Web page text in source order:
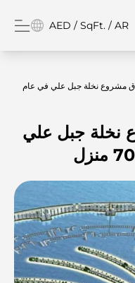
AED / SqFt. / AR
مشروع نخلة جبل علي في عام
نخلة جبل علي